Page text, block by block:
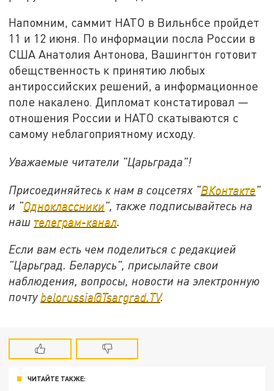
Напомним, саммит НАТО в Вильнбсе пройдет
11 и 12 июня. По информации посла России в
США Анатолия Антонова, Вашингтон готовит
обещственность к принятию любых
антироссийских решений, а информационное
поле накалено. Дипломат констатировал —
отношения России и НАТО скатываются с
самому неблагоприятному исходу.
Уважаемые читатели "Царьграда"!
Присоединяйтесь к нам в соцсетях "ВКонтакте"
и "Одноклассники", также подписывайтесь на
наш телеграм-канал.
Если вам есть чем поделиться с редакцией
"Царьград. Беларусь", присылайте свои
наблюдения, вопросы, новости на электронную
почту belorussia@Tsargrad.TV.
ЧИТАЙТЕ ТАКЖЕ: